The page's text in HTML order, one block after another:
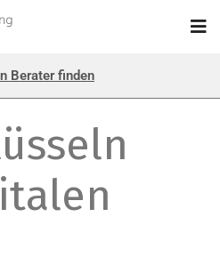
Berater finden